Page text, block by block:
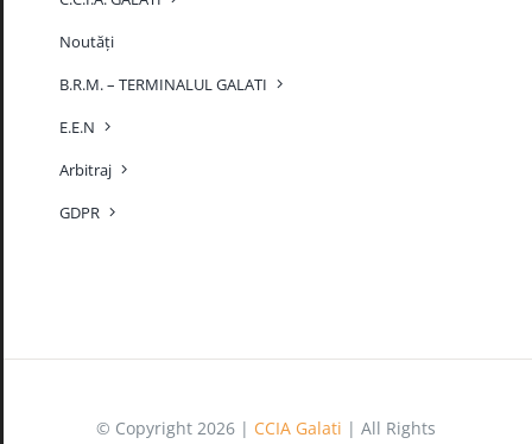
Noutăți
B.R.M. – TERMINALUL GALATI
E.E.N
Arbitraj
GDPR
© Copyright 2026 | CCIA Galati | All Rights